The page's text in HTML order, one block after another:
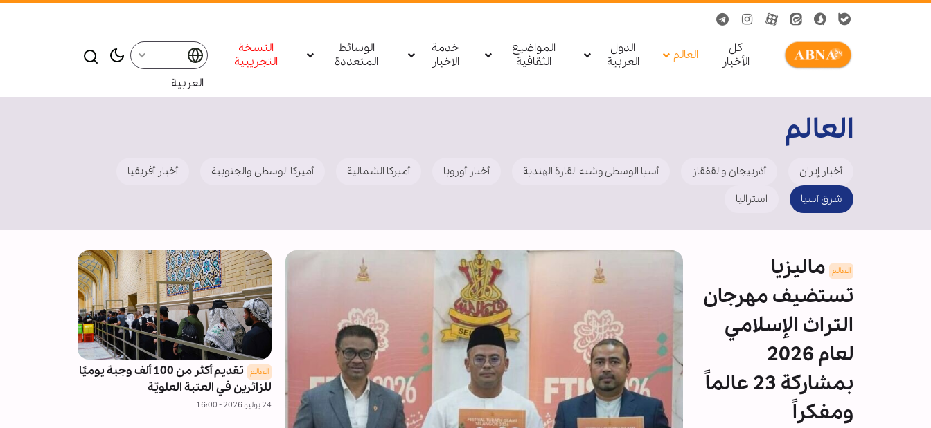
کل
الأخبار
العالم
الدول
العربیة
المواضيع
الثقافية
خدمة
الاخبار
الوسائط
المتعددة
النسخة
التجريبية
العربية
العالم
أخبار إيران أذربيجان والقفقاز أسیا الوسطی وشبه القارة الهندية أخبار أوروبا أمیركا الشمالية أميركا الوسطى والجنوبية
أخبار أفريقيا
شرق أسيا
استراليا
العالم ماليزيا
تستضيف مهرجان
التراث الإسلامي
لعام 2026
بمشاركة 23 عالماً
ومفكراً
العالم
تقديم أكثر من 100 ألف وجبة يوميًا
للزائرين في العتبة العلويّة
24 يوليو 2026 - 16:00